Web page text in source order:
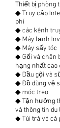
Thiết bị phòng
◆ Truy cập
phí
◆ các kênh
◆ Máy lạnh
◆ Máy sấy tóc
◆ Gối và chăn
hạng nhất cao
◆ Dầu gội và
◆ Đồ dùng vệ
◆ móc treo
◆ Tận hưởng
và thông tin du
◆ Túi trà và cà